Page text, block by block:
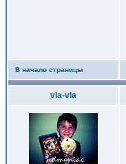
В начало страницы
vla-vla